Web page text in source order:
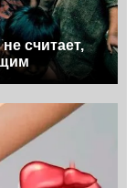
считает,